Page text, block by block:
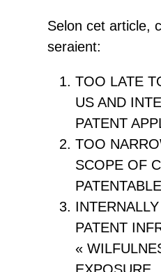
Selon cet article,
seraient:
TOO LATE
US AND
PATENT
TOO
SCOPE OF
PATENT
«